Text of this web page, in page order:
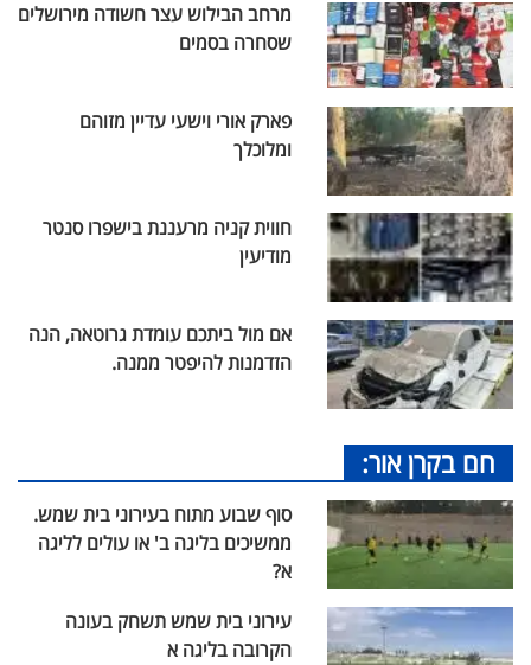
מרחב הבילוש עצר חשודה מירושלים
שסחרה בסמים
פארק אורי וישעי עדיין מזוהם
ומלוכלך
חווית קניה מרעננת בישפרו סנטר
מודיעין
אם מול ביתכם עומדת גרוטאה, הנה
הזדמנות להיפטר ממנה.
חם בקרן אור:
סוף שבוע מתוח בעירוני בית שמש.
ממשיכים בליגה ב' או עולים לליגה
א?
עירוני בית שמש תשחק בעונה
הקרובה בליגה א